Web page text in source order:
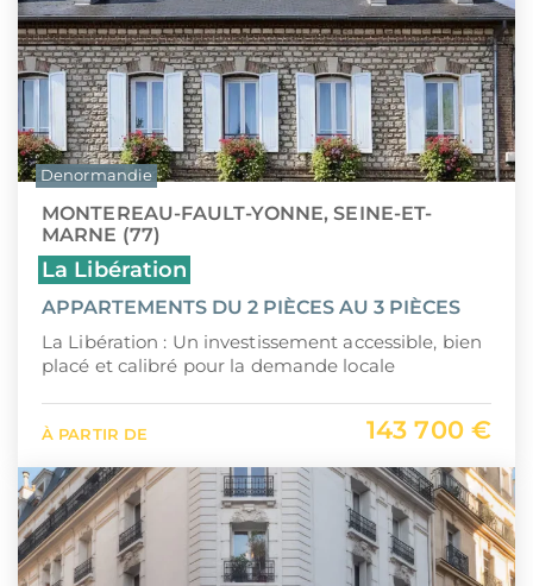
MONTEREAU-FAULT-YONNE, SEINE-ET-
MARNE (77)
La Libération
APPARTEMENTS DU 2 PIÈCES AU 3 PIÈCES
La Libération : Un investissement accessible, bien
placé et calibré pour la demande locale
À PARTIR DE 143 700 €
Denormandie